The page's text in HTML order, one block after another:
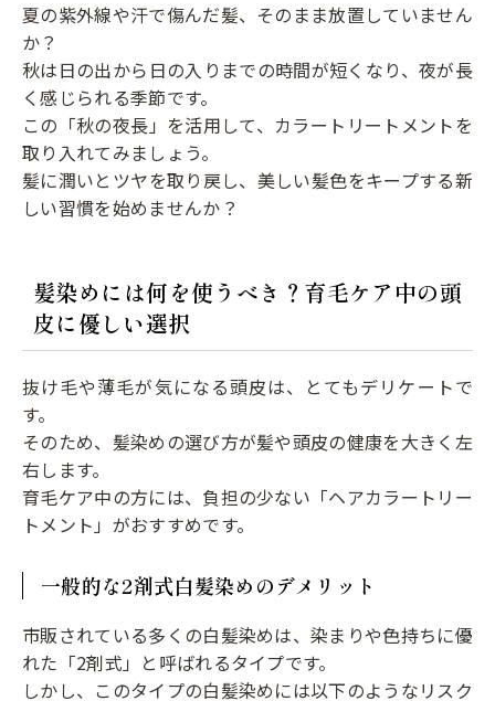
夏の紫外線や汗で傷んだ髪、そのまま放置していません
か？
秋は日の出から日の入りまでの時間が短くなり、夜が長
く感じられる季節です。
この「秋の夜長」を活用して、カラートリートメントを
取り入れてみましょう。
髪に潤いとツヤを取り戻し、美しい髪色をキープする新
しい習慣を始めませんか？
髪染めには何を使うべき？育毛ケア中の頭
皮に優しい選択
抜け毛や薄毛が気になる頭皮は、とてもデリケートで
す。
そのため、髪染めの選び方が髪や頭皮の健康を大きく左
右します。
育毛ケア中の方には、負担の少ない「ヘアカラートリー
トメント」がおすすめです。
一般的な2剤式白髪染めのデメリット
市販されている多くの白髪染めは、染まりや色持ちに優
れた「2剤式」と呼ばれるタイプです。
しかし、このタイプの白髪染めには以下のようなリスク